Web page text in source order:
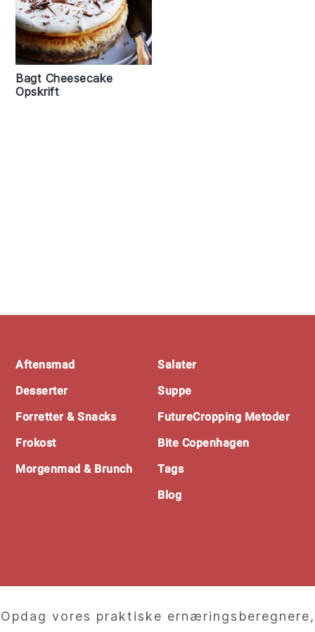
Bagt Cheesecake
Opskrift
Footer
Aftensmad
Desserter
Forretter & Snacks
Frokost
Morgenmad & Brunch
Salater
Suppe
FutureCropping Metoder
Bite Copenhagen
Tags
Blog
Opdag vores praktiske ernæringsberegnere,